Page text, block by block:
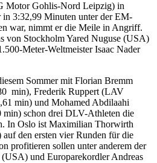
Motor Gohlis-Nord Leipzig) in
in 3:32,99 Minuten unter der EM-
war, nimmt er die Meile in Angriff.
von Stockholm Yared Nuguse (USA)
Meter-Weltmeister Isaac Nader
Sommer mit Florian Bremm
min), Frederik Ruppert (LAV
min) und Mohamed Abdilaahi
min) schon drei DLV-Athleten die
In Oslo ist Maximilian Thorwirth
den ersten vier Runden für die
profitieren sollen unter anderem der
und Europarekordler Andreas